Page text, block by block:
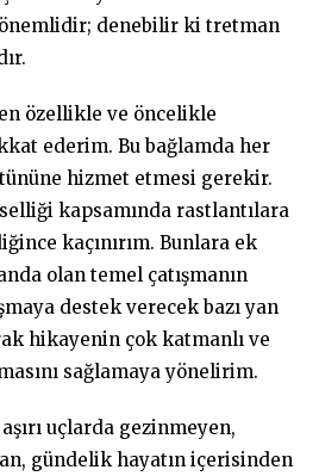
önemlidir; denebilir ki tretman
özellikle ve öncelikle
ederim. Bu bağlamda her
hizmet etmesi gerekir.
kapsamında rastlantılara
kaçınırım. Bunlara ek
olan temel çatışmanın
destek verecek bazı yan
hikayenin çok katmanlı ve
sağlamaya yönelirim.
uçlarda gezinmeyen,
gündelik hayatın içerisinden